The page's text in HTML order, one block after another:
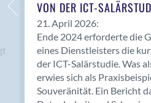
Bern 15
Bern 22
Bern 65
Bern 9
Bern-Zollikofen
Biel/Bienne
VON DER ICT-
21. April 2026:
Ende 2024 erforderte die
eines Dienstleisters die
der ICT-Salärstudie. Was
erwies sich als
Souveränität. Ein Bericht